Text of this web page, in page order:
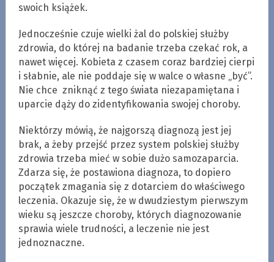
swoich książek.
Jednocześnie czuje wielki żal do polskiej służby
zdrowia, do której na badanie trzeba czekać rok, a
nawet więcej. Kobieta z czasem coraz bardziej cierpi
i słabnie, ale nie poddaje się w walce o własne „być”.
Nie chce zniknąć z tego świata niezapamiętana i
uparcie dąży do zidentyfikowania swojej choroby.
Niektórzy mówią, że najgorszą diagnozą jest jej
brak, a żeby przejść przez system polskiej służby
zdrowia trzeba mieć w sobie dużo samozaparcia.
Zdarza się, że postawiona diagnoza, to dopiero
początek zmagania się z dotarciem do właściwego
leczenia. Okazuje się, że w dwudziestym pierwszym
wieku są jeszcze choroby, których diagnozowanie
sprawia wiele trudności, a leczenie nie jest
jednoznaczne.